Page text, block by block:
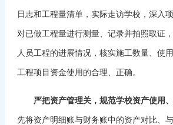
日志和工程量清单，实际走访学校，深入
对已做工程量进行测量、记录并拍照取证
人员工程的进展情况，核实施工数量、使
工程项目资金使用的合理、正确。
严把资产管理关，规范学校资产使用、
先将资产明细账与财务账中的资产对比、